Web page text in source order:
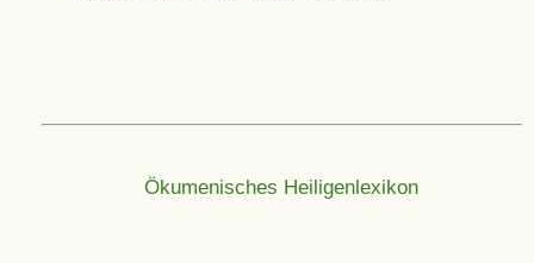
Ökumenisches Heiligenlexikon